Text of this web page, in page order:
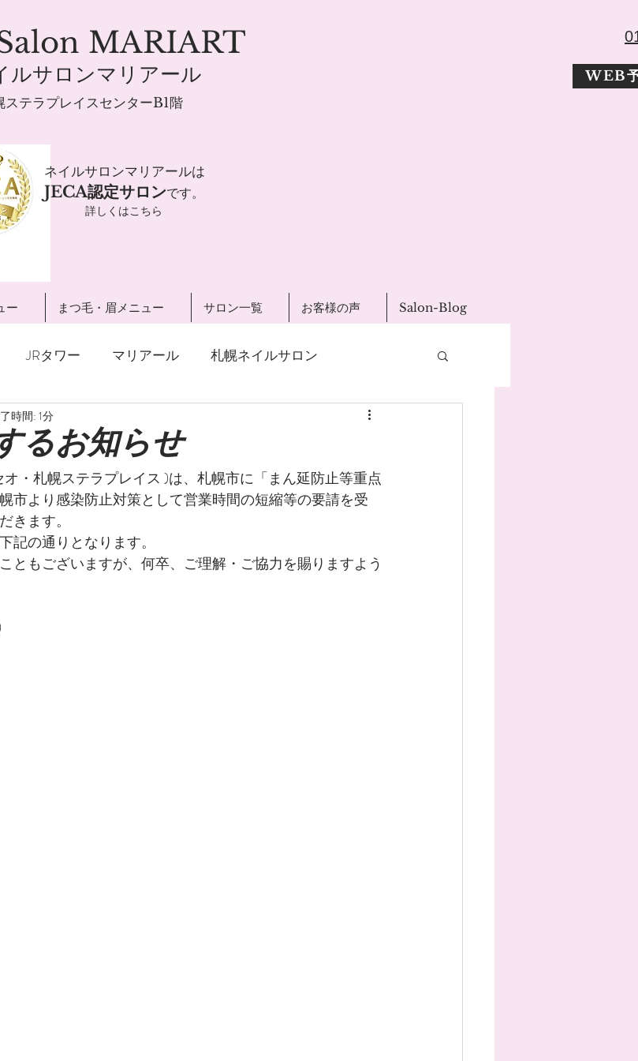
MARIART
ルサロンマリアール
WEB
ステラプレイスセンターB1階
ネイルサロンマリアールは
JECA認定サロンです。
詳しくはこちら
ー まつ毛・眉メニュー サロン一覧 お客様の声 Salon-Blog
JRタワー マリアール 札幌ネイルサロン
春ネイル
ストロングネイル 深爪 爪の補強 ハンドケア
フットネイル 巻爪矯正
るお知らせ
時間: 1分
・札幌ステラプレイス )は、札幌市に「まん延防止等重点
市より感染防止対策として営業時間の短縮等の要請を受
きます。
記の通りとなります。
ともございますが、何卒、ご理解・ご協力を賜りますよう